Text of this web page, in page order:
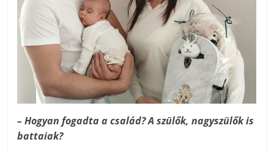
– Hogyan fogadta a család? A szülők, nagyszülők is
battaiak?